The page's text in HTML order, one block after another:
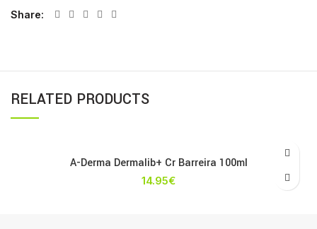
Share
RELATED PRODUCTS
A-Derma Dermalib+ Cr Barreira 100ml
14.95€